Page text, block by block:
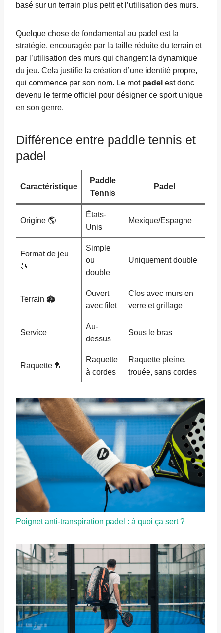
basé sur un terrain plus petit et l’utilisation des murs.
Quelque chose de fondamental au padel est la
stratégie, encouragée par la taille réduite du terrain et
par l’utilisation des murs qui changent la dynamique
du jeu. Cela justifie la création d’une identité propre,
qui commence par son nom. Le mot padel est donc
devenu le terme officiel pour désigner ce sport unique
en son genre.
Différence entre paddle tennis et
padel
Caractéristique
Paddle
Tennis
Padel
Origine 🌎
États-
Unis
Mexique/Espagne
Format de jeu
🎾
Simple
ou
double
Uniquement double
Terrain 🏟️
Ouvert
avec filet
Clos avec murs en
verre et grillage
Service
Au-
dessus
Sous le bras
Raquette 🏸
Raquette
à cordes
Raquette pleine,
trouée, sans cordes
Poignet anti-transpiration padel : à quoi ça sert ?